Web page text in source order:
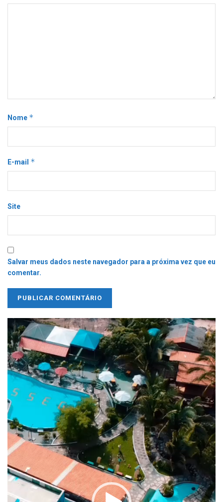
Nome *
E-mail *
Site
Salvar meus dados neste navegador para a próxima vez que eu
comentar.
Tocador
de
vídeo